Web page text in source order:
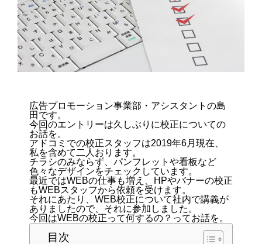
広告プロモーション事業部・アシスタントの島
田です。
今回のエントリーは久しぶりに校正についての
お話を。
アドコミでの校正スタッフは2019年6月現在、
私を含めて二人おります。
チラシのみならず、パンフレットや看板など
色々なデザインをチェックしています。
最近ではWEBの仕事も増え、HPやバナーの校正
もWEBスタッフから依頼を受けます。
それにあたり、WEB校正について社内で講義が
ありましたので、それに参加しました。
今回はWEBの校正って何するの？ってお話を。
目次